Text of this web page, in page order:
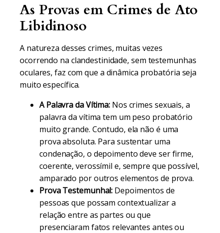
As Provas em Crimes de Ato
Libidinoso
A natureza desses crimes, muitas vezes
ocorrendo na clandestinidade, sem testemunhas
oculares, faz com que a dinâmica probatória seja
muito específica.
A Palavra da Vítima: Nos crimes sexuais, a
palavra da vítima tem um peso probatório
muito grande. Contudo, ela não é uma
prova absoluta. Para sustentar uma
condenação, o depoimento deve ser firme,
coerente, verossímil e, sempre que possível,
amparado por outros elementos de prova.
Prova Testemunhal: Depoimentos de
pessoas que possam contextualizar a
relação entre as partes ou que
presenciaram fatos relevantes antes ou